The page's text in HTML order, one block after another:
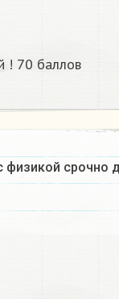
! 70 баллов
физикой срочно